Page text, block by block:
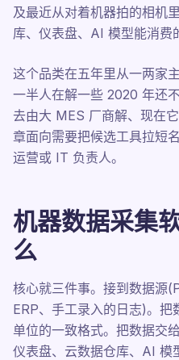
及最近从对着机器拍的相机
库、仪表盘、AI 模型能消费
这个品类在五年里从一两家
一半人在解一些 2020 年还
去由大 MES 厂商解、现在
章面向需要把候选工具拉短
运营或 IT 负责人。
机器数据采集
么
核心就三件事。接到数据源
ERP、手工录入的日志)。
单位的一致格式。把数据交
仪表盘、云数据仓库、AI 模